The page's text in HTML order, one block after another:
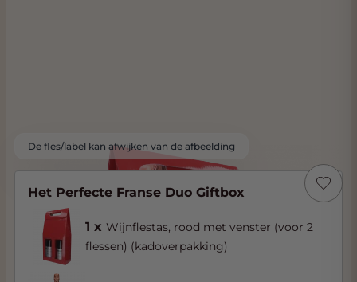
De fles/label kan afwijken van de afbeelding
Het Perfecte Franse Duo Giftbox
1 x Wijnflestas, rood met venster (voor 2
flessen) (kadoverpakking)